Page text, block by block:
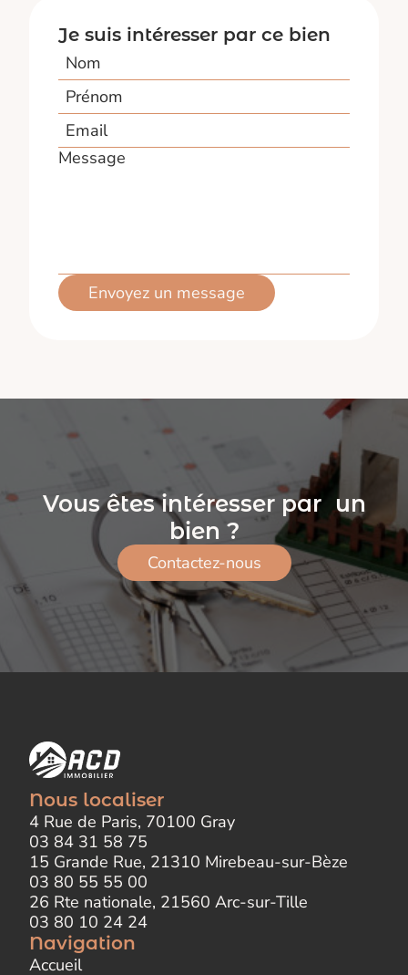
Je suis intéresser par ce bien
Nom
Prénom
Email
Message
Envoyez un message
Vous êtes intéresser par un
bien ?
Contactez-nous
Nous localiser
4 Rue de Paris, 70100 Gray
03 84 31 58 75
15 Grande Rue, 21310 Mirebeau-sur-Bèze
03 80 55 55 00
26 Rte nationale, 21560 Arc-sur-Tille
03 80 10 24 24
Navigation
Accueil